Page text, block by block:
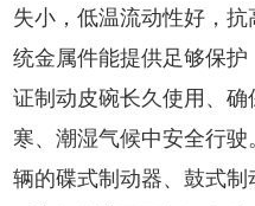
失小，低温流动性好，
统金属件能提供足够保
证制动皮碗长久使用、
寒、潮湿气候中安全行
辆的碟式制动器、鼓式制